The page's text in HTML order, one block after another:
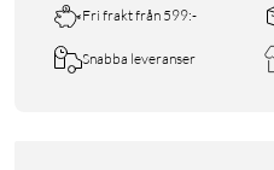
Fri frakt från 599:-
Snabba leveranser